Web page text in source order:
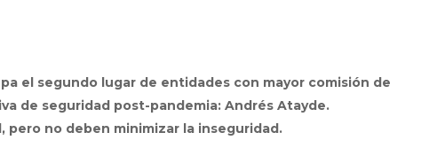
el segundo lugar de entidades con mayor comisión de
de seguridad post-pandemia: Andrés Atayde.
pero no deben minimizar la inseguridad.